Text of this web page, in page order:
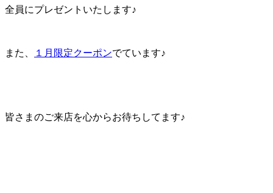
全員にプレゼントいたします♪
また、 １月限定クーポンでています♪
皆さまのご来店を心からお待ちしてます♪